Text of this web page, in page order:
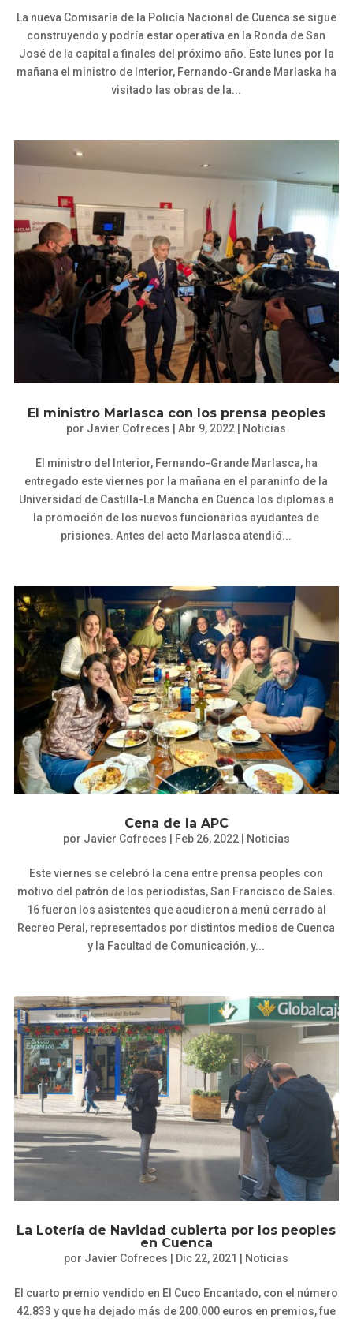
La nueva Comisaría de la Policía Nacional de Cuenca se sigue
construyendo y podría estar operativa en la Ronda de San
José de la capital a finales del próximo año. Este lunes por la
mañana el ministro de Interior, Fernando-Grande Marlaska ha
visitado las obras de la...
El ministro Marlasca con los prensa peoples
por Javier Cofreces |Abr 9, 2022 Noticias
El ministro del Interior, Fernando-Grande Marlasca, ha
entregado este viernes por la mañana en el paraninfo de la
Universidad de Castilla-La Mancha en Cuenca los diplomas a
la promoción de los nuevos funcionarios ayudantes de
prisiones. Antes del acto Marlasca atendió...
Cena de la APC
por Javier Cofreces Feb 26, 2022| Noticias
Este viernes se celebró la cena entre prensa peoples con
motivo del patrón de los periodistas, San Francisco de Sales.
16 fueron los asistentes que acudieron a menú cerrado al
Recreo Peral, representados por distintos medios de Cuenca
y la Facultad de Comunicación, y...
La Lotería de Navidad cubierta por los peoples
en Cuenca
por Javier Cofreces Dic 22, 2021 Noticias
El cuarto premio vendido en El Cuco Encantado, con el número
42.833 y que ha dejado más de 200.000 euros en premios, fue